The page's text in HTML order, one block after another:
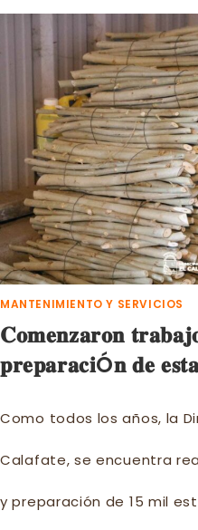
𝐥𝐚
MANTENIMIENTO Y SERVICIOS
𝐂𝐨𝐦𝐞𝐧𝐳𝐚𝐫𝐨𝐧
𝐩𝐫𝐞𝐩𝐚𝐫𝐚𝐜𝐢Ó𝐧 𝐝𝐞
Como todos los años, la
Calafate, se encuentra
y preparación de 15 mil